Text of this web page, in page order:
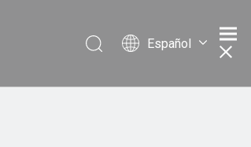
Español
Pусский